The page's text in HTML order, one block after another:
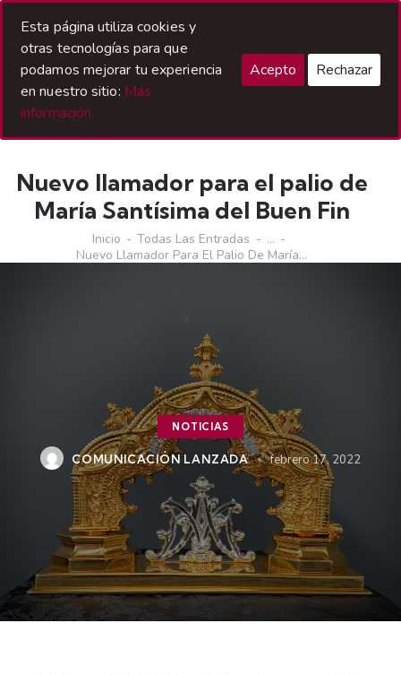
Nuevo llamador para el palio de
María Santísima del Buen Fin
Inicio Todas Las Entradas
...
Nuevo Llamador Para El Palio De María...
NOTICIAS
COMUNICACIÓN LANZADA febrero 17, 2022
Esta página utiliza cookies y
otras tecnologías para que
podamos mejorar tu experiencia
en nuestro sitio: Más
información.
Acepto Rechazar